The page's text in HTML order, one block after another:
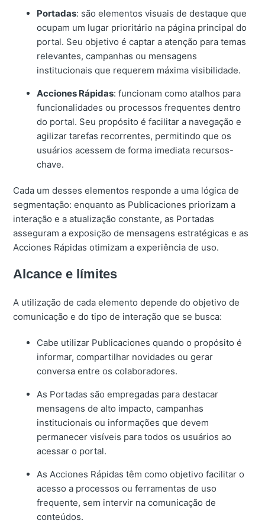
Portadas: são elementos visuais de destaque que
ocupam um lugar prioritário na página principal do
portal. Seu objetivo é captar a atenção para temas
relevantes, campanhas ou mensagens
institucionais que requerem máxima visibilidade.
Acciones Rápidas: funcionam como atalhos para
funcionalidades ou processos frequentes dentro
do portal. Seu propósito é facilitar a navegação e
agilizar tarefas recorrentes, permitindo que os
usuários acessem de forma imediata recursos-
chave.
Cada um desses elementos responde a uma lógica de
segmentação: enquanto as Publicaciones priorizam a
interação e a atualização constante, as Portadas
asseguram a exposição de mensagens estratégicas e as
Acciones Rápidas otimizam a experiência de uso.
Alcance e límites
A utilização de cada elemento depende do objetivo de
comunicação e do tipo de interação que se busca:
Cabe utilizar Publicaciones quando o propósito é
informar, compartilhar novidades ou gerar
conversa entre os colaboradores.
As Portadas são empregadas para destacar
mensagens de alto impacto, campanhas
institucionais ou informações que devem
permanecer visíveis para todos os usuários ao
acessar o portal.
As Acciones Rápidas têm como objetivo facilitar o
acesso a processos ou ferramentas de uso
frequente, sem intervir na comunicação de
conteúdos.